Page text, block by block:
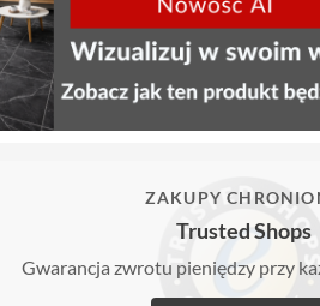
ZAKUPY
Trusted Shops
Gwarancja zwrotu pieniędzy przy